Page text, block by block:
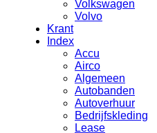
Volkswagen
Volvo
Krant
Index
Accu
Airco
Algemeen
Autobanden
Autoverhuur
Bedrijfskleding
Lease